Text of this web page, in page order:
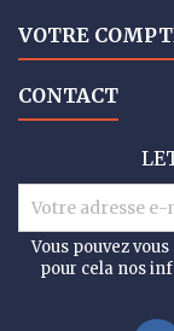
VOTRE
CONTACT
Vous pouvez
pour cela nos